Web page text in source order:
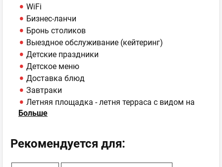
WiFi
Бизнес-ланчи
Бронь столиков
Выездное обслуживание (кейтеринг)
Детские праздники
Детское меню
Доставка блюд
Завтраки
Летняя площадка - летня терраса с видом на
город
Отель - Бутик-отель - "Воздвиженський", 32
номера
Больше
Рекомендуется для: